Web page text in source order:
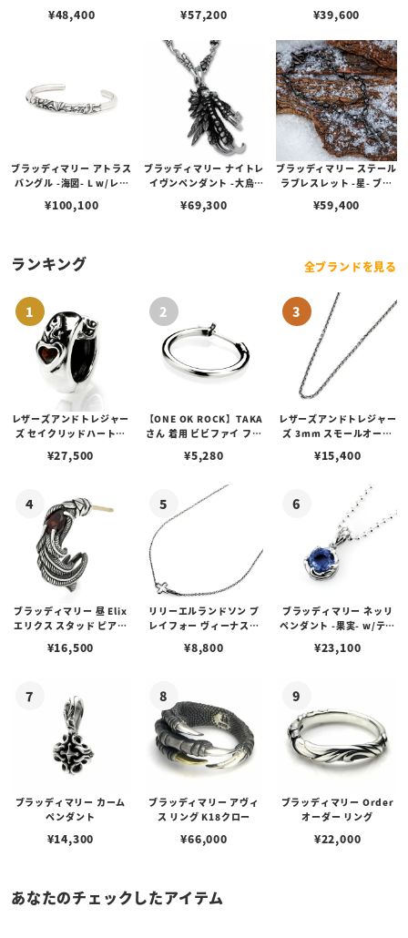
¥48,400
ド
¥57,200 ¥39,600
ブラッディマリー アトラス
バングル -海図- L w/レッ
¥100,100
ブラッディマリー ナイトレ
イヴンペンダント -大烏-
¥69,300
ブラッディマリー ステール
ラブレスレット -星- ブラ
ド
¥59,400
ランキング 全ブランドを見る
レザーズアンドトレジャー
ズ セイクリッドハートピ
¥27,500
【ONE OK ROCK】TAKA
さん 着用 ビビファイ フー
¥5,280
レザーズアンドトレジャー
ズ 3mm スモールオーバ
ブスタークラスプ＆LTロ
¥15,400
ブラッディマリー 昼 Elix
エリクス スタッド ピアス
¥16,500
リリーエルランドソン プ
レイフォー ヴィーナスチ
¥8,800
ブラッディマリー ネッリ
ペンダント -果実- w/ティ
¥23,100
ブラッディマリー カーム
ペンダント
¥14,300
ブラッディマリー アヴィ
ス リング K18クロー
¥66,000
ブラッディマリー Order
オーダー リング
¥22,000
あなたのチェックしたアイテム